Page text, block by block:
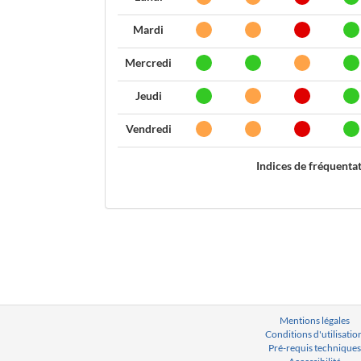
Mardi
Mercredi
Jeudi
Vendredi
Indices de
Mentions légales
Conditions
Pré-requis techniques